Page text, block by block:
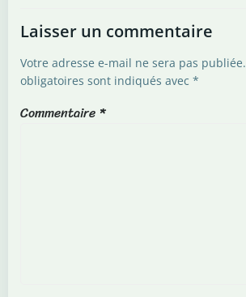
Laisser un commentaire
Votre adresse e-mail ne sera pas publiée.
obligatoires sont indiqués avec *
Commentaire *